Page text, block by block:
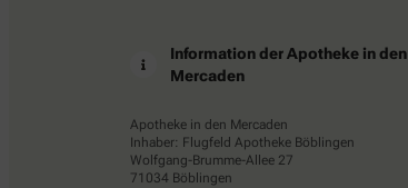
Information der Apotheke in den
Mercaden
Apotheke in den Mercaden
Inhaber: Flugfeld Apotheke Böblingen
Wolfgang-Brumme-Allee 27
71034 Böblingen